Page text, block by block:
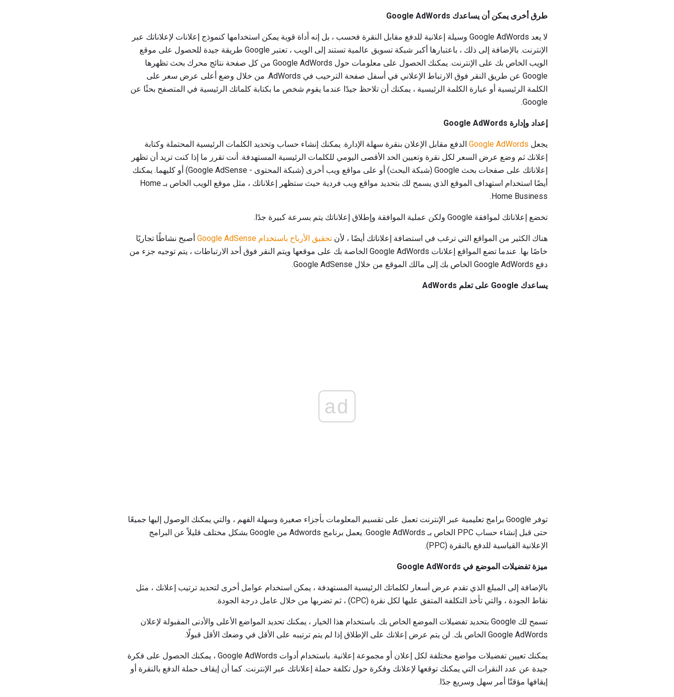
طرق أخرى يمكن أن يساعدك Google AdWords
لا يعد Google AdWords وسيلة إعلانية للدفع مقابل النقرة فحسب ، بل إنه أداة قوية يمكن استخدامها كنموذج إعلانات لإعلاناتك عبر
الإنترنت. بالإضافة إلى ذلك ، باعتبارها أكبر شبكة تسويق عالمية تستند إلى الويب ، تعتبر Google طريقة جيدة للحصول على موقع
الويب الخاص بك على الإنترنت. يمكنك الحصول على معلومات حول Google AdWords من كل صفحة نتائج محرك بحث تظهرها
Google عن طريق النقر فوق الارتباط الإعلاني في أسفل صفحة الترحيب في AdWords. من خلال وضع أعلى عرض سعر على
الكلمة الرئيسية أو عبارة الكلمة الرئيسية ، يمكنك أن تلاحظ جيدًا عندما يقوم شخص ما بكتابة كلماتك الرئيسية في المتصفح بحثًا عن
Google.
إعداد وإدارة Google AdWords
يجعل Google AdWords الدفع مقابل الإعلان بنقرة سهلة الإدارة. يمكنك إنشاء حساب وتحديد الكلمات الرئيسية المحتملة وكتابة
إعلانك ثم وضع عرض السعر لكل نقرة وتعيين الحد الأقصى اليومي للكلمات الرئيسية المستهدفة. أنت تقرر ما إذا كنت تريد أن تظهر
إعلاناتك على صفحات بحث Google (شبكة البحث) أو على مواقع ويب أخرى (شبكة المحتوى - Google AdSense) أو كليهما. يمكنك
أيضًا استخدام استهداف الموقع الذي يسمح لك بتحديد مواقع ويب فردية حيث ستظهر إعلاناتك ، مثل موقع الويب الخاص بـ Home
Home Business.
تخضع إعلاناتك لموافقة Google ولكن عملية الموافقة وإطلاق إعلاناتك يتم بسرعة كبيرة جدًا.
هناك الكثير من المواقع التي ترغب في استضافة إعلاناتك أيضًا ، لأن تحقيق الأرباح باستخدام Google AdSense
أصبح نشاطًا تجاريًا
خاصًا بها. عندما تضع المواقع إعلانات Google AdWords الخاصة بك على موقعها ويتم النقر فوق أحد الارتباطات ، يتم توجيه جزء من
دفع Google AdWords الخاص بك إلى مالك الموقع من خلال Google AdSense.
يساعدك Google على تعلم AdWords
ad
توفر Google برامج تعليمية عبر الإنترنت تعمل على تقسيم المعلومات بأجزاء صغيرة وسهلة الفهم ، والتي يمكنك الوصول إليها جميعًا
حتى قبل إنشاء حساب PPC الخاص بـ Google AdWords. يعمل برنامج Adwords من Google بشكل مختلف قليلاً عن البرامج
الإعلانية القياسية للدفع بالنقرة (PPC).
ميزة تفضيلات الموضع في Google AdWords
بالإضافة إلى المبلغ الذي تقدم عرض أسعار لكلماتك الرئيسية المستهدفة ، يمكن استخدام عوامل أخرى لتحديد ترتيب إعلانك ، مثل
نقاط الجودة ، والتي تأخذ التكلفة المتفق عليها لكل نقرة (CPC) ، ثم تضربها من خلال عامل درجة الجودة.
تسمح لك Google بتحديد تفضيلات الموضع الخاص بك. باستخدام هذا الخيار ، يمكنك تحديد المواضع الأعلى والأدنى المقبولة لإعلان
Google AdWords الخاص بك. لن يتم عرض إعلانك على الإطلاق إذا لم يتم ترتيبه على الأقل في وضعك الأقل قبولًا.
يمكنك تعيين تفضيلات مواضع مختلفة لكل إعلان أو مجموعة إعلانية. باستخدام أدوات Google AdWords ، يمكنك الحصول على فكرة
جيدة عن عدد النقرات التي يمكنك توقعها لإعلانك وفكرة حول تكلفة حملة إعلاناتك عبر الإنترنت. كما أن إيقاف حملة الدفع بالنقرة أو
إيقافها مؤقتًا أمر سهل وسريع جدًا.